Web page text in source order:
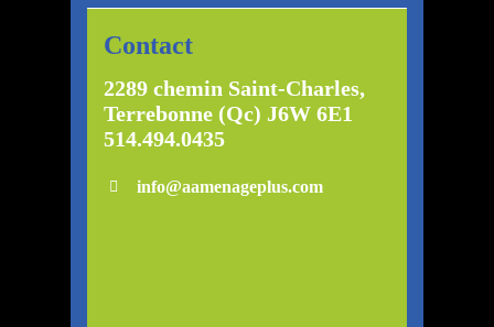
Contact
2289 chemin Saint-Charles,
Terrebonne (Qc) J6W 6E1
514.494.0435
info@aamenageplus.com